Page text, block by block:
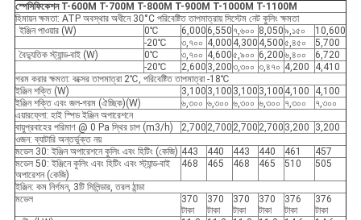
স্পেসিফিকেশন T-600M T-700M T-800M T-900M T-1000M T-1100M
হিমায়ন ক্ষমতা: ATP অবস্থার অধীনে 30°C পরিবেষ্টিত তাপমাত্রায় সিস্টেম নেট কুলিং ক্ষমতা
ইঞ্জিন পাওয়ার (W)
0℃ 6,000 6,550 ৭,৬০০ 8,050৯,১৫০
10,600
-20℃
৩,৭০০ 4,000 4,300 4,500৫,৪৫০
5,700
বৈদ্যুতিক স্ট্যান্ড-বাই (W)
0℃ ৩,৭০০ 4,600৫,৯০০ 6,200৬,৪০০
6,720
-20℃
2,600 3,200৩,৩০০ ৩,৪৭০ 4,200
4,410
গরম করার ক্ষমতা: বক্সের তাপমাত্রা 2℃, পরিবেষ্টিত তাপমাত্রা -18℃
ইঞ্জিন শক্তি (W)
3,100 3,100 3,100 3,100 4,100
4,100
ইঞ্জিন শক্তি এবং জল-গরম (ঐচ্ছিক)(W)
৬,৩০০ ৬,৩০০ ৬,৩০০ ৬,৩০০ ৭,৩০০
৭,৩০০
এয়ারফ্লো: হাই স্পিড ইঞ্জিন অপারেশনে
বায়ুপ্রবাহের পরিমাণ @ 0 Pa স্থির চাপ (m3/h)
2,700 2,700 2,700 2,700 3,200
3,200
ওজন: ব্যাটারি অন্তর্ভুক্ত নয়
মডেল 30: ইঞ্জিন অপারেশনে কুলিং এবং হিটিং (কেজি) 443 440 443 440 461
457
মডেল 50: ইঞ্জিনে কুলিং এবং হিটিং এবং স্ট্যান্ড-বাই
অপারেশন (কেজি)
468 465 468 465 510 505
ইঞ্জিন: কম নির্গমন, 3টি সিলিন্ডার, তরল ঠান্ডা
মডেল
370
টাকা
370
টাকা
370
টাকা
370
টাকা
376
টাকা
376
টাকা